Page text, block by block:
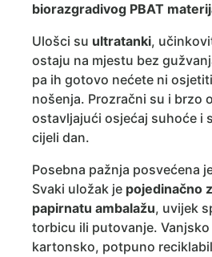
biorazgradivog PBAT
Ulošci su ultratanki,
ostaju na mjestu bez
pa ih gotovo nećete ni
nošenja. Prozračni su i brzo
ostavljajući osjećaj suhoće i
cijeli dan.
Posebna pažnja posvećena
Svaki uložak je pojedinačno
papirnatu ambalažu, uvijek
torbicu ili putovanje. Vanjsko
kartonsko, potpuno